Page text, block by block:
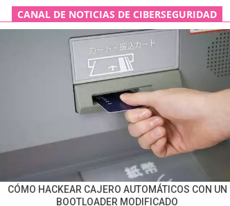
CANAL DE NOTICIAS DE CIBERSEGURIDAD
CÓMO HACKEAR CAJERO AUTOMÁTICOS CON UN
BOOTLOADER MODIFICADO